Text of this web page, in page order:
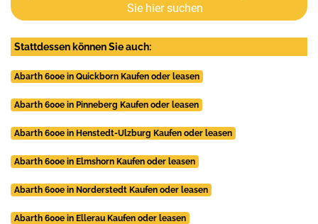
Sie hier suchen
Stattdessen können Sie auch:
Abarth 600e in Quickborn Kaufen oder leasen
Abarth 600e in Pinneberg Kaufen oder leasen
Abarth 600e in Henstedt-Ulzburg Kaufen oder leasen
Abarth 600e in Elmshorn Kaufen oder leasen
Abarth 600e in Norderstedt Kaufen oder leasen
Abarth 600e in Ellerau Kaufen oder leasen